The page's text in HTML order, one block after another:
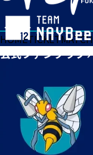
HOMETICKETMATCH